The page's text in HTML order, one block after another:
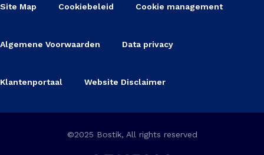
Site Map Cookiebeleid Cookie management
Algemene Voorwaarden Data privacy
Klantenportaal Website Disclaimer
©2025 Bostik, All rights reserved